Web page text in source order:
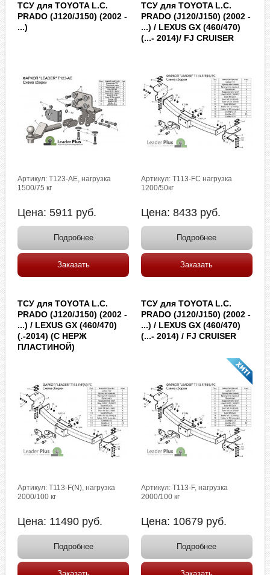
ТСУ для TOYOTA L.C.
PRADO (J120/J150) (2002 -
...)
Артикул: T123-AE, нагрузка
1500/75 кг
Цена:5911 руб.
Подробнее
Заказать
ТСУ для TOYOTA L.C.
PRADO (J120/J150) (2002 -
...) / LEXUS GX (460/470)
(...- 2014)/ FJ CRUISER
Артикул: T113-FC нагрузка
1200/50кг
Цена: 8433 руб.
Подробнее
Заказать
ТСУ для TOYOTA L.C.
PRADO (J120/J150) (2002 -
...) / LEXUS GX (460/470)
(.-2014) (C НЕРЖ
ПЛАСТИНОЙ)
Артикул: T113-F(N), нагрузка
2000/100 кг
Цена: 11490 руб.
Подробнее
ТСУ для TOYOTA L.C.
PRADO (J120/J150) (2002 -
...) / LEXUS GX (460/470)
(...- 2014) / FJ CRUISER
Артикул: T113-F, нагрузка
2000/100 кг
Цена: 10679 руб.
Подробнее